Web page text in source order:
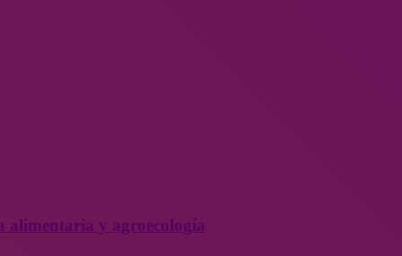
alimentaria y agroecología